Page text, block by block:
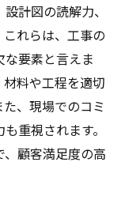
計図の読解力、
れらは、工事の
要素と言えま
料や工程を適切
、現場でのコミ
重視されます。
顧客満足度の高